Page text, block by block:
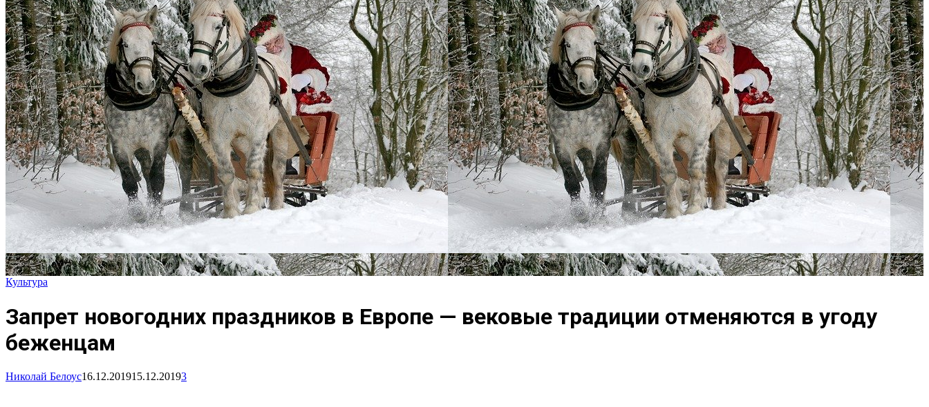
Культура
Запрет новогодних праздников в Европе — вековые традиции отменяются в угоду
беженцам
Николай Белоус16.12.201915.12.20193